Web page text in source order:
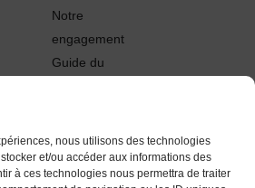
nous utilisons des technologies
et/ou accéder aux informations des
à ces technologies nous permettra de traiter
Notre
engagement
Guide du
Tous droits réservés. Textiles
à Orléans